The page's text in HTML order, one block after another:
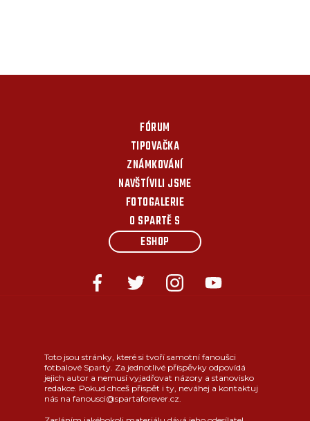
FÓRUM
TIPOVAČKA
ZNÁMKOVÁNÍ
NAVŠTÍVILI JSME
FOTOGALERIE
O SPARTĚ S
ESHOP
Toto jsou stránky, které si tvoří samotní fanoušci
fotbalové Sparty. Za jednotlivé příspěvky odpovídá
jejich autor a nemusí vyjadřovat názory a stanovisko
redakce. Pokud chceš přispět i ty, neváhej a kontaktuj
nás na fanousci@spartaforever.cz.